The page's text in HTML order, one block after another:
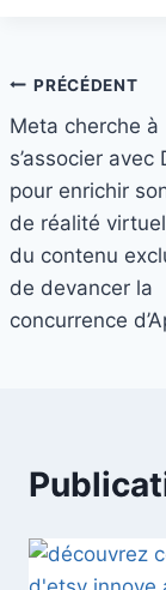
Navigation
de
l’article
PRÉCÉDENT
Meta cherche à
s’associer avec
pour enrichir
de réalité
du contenu
de devancer la
concurrence